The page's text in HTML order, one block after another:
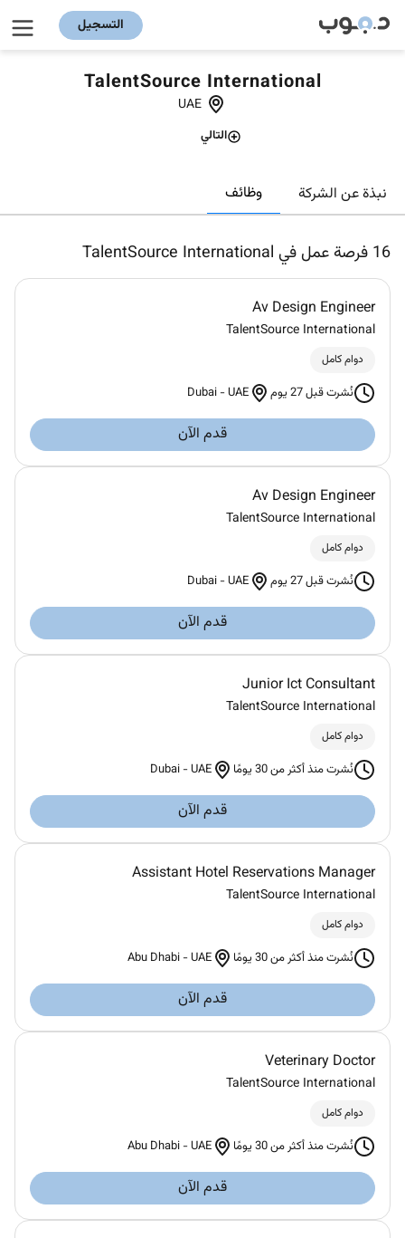
التسجيل
TalentSource International
UAE
التالي
نبذة عن الشركة وظائف
16 فرصة عمل في TalentSource International
Av Design Engineer
TalentSource International
دوام كامل
نُشرت قبل 27 يوم Dubai -UAE
قدم الآن
Av Design Engineer
TalentSource International
دوام كامل
نُشرت قبل 27 يوم Dubai -UAE
قدم الآن
Junior Ict Consultant
TalentSource International
دوام كامل
نُشرت منذ أكثر من 30 يومًا Dubai -UAE
قدم الآن
Assistant Hotel Reservations Manager
TalentSource International
دوام كامل
نُشرت منذ أكثر من 30 يومًا Abu Dhabi -UAE
قدم الآن
Veterinary Doctor
TalentSource International
دوام كامل
نُشرت منذ أكثر من 30 يومًا Abu Dhabi -UAE
قدم الآن